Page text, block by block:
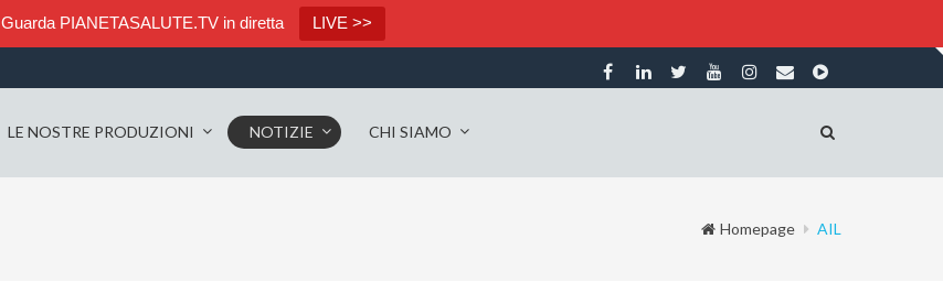
Guarda PIANETASALUTE.TV in diretta LIVE >>
LE NOSTRE PRODUZIONI NOTIZIE CHI SIAMO
Homepage AIL